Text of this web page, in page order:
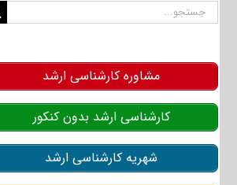
جستجو
مشاوره کارشناسی ارشد
کارشناسی ارشد بدون کنکور
شهریه کارشناسی ارشد